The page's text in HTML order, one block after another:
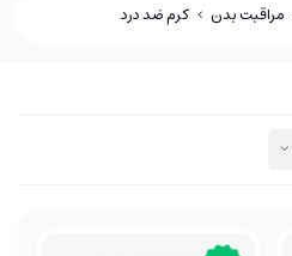
مراقبت بدن > کرم ضد درد